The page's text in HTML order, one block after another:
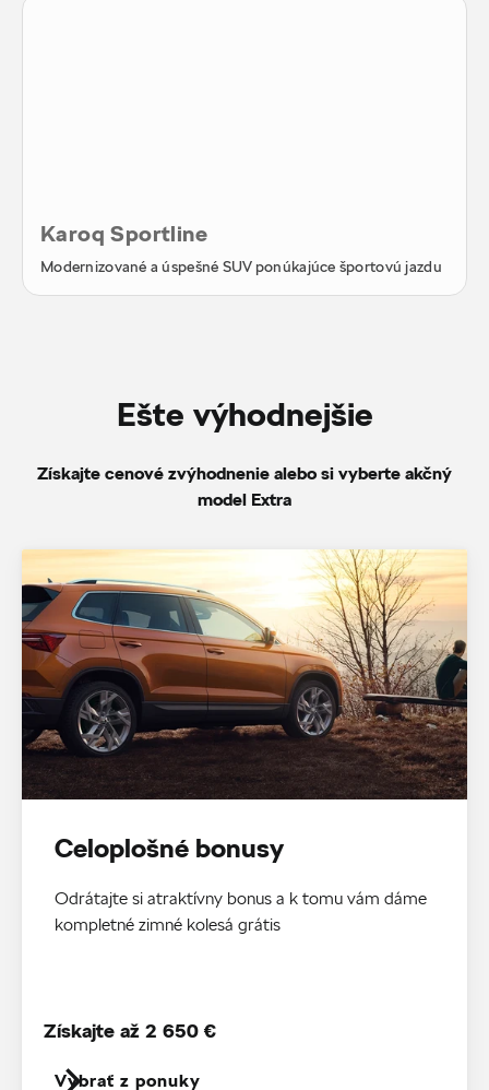
Karoq Sportline
Modernizované a úspešné SUV ponúkajúce športovú jazdu
Ešte výhodnejšie
Získajte cenové zvýhodnenie alebo si vyberte akčný
model Extra
Celoplošné bonusy
Odrátajte si atraktívny bonus a k tomu vám dáme
kompletné zimné kolesá grátis
Vybrať z ponuky
Získajte až 2 650 €